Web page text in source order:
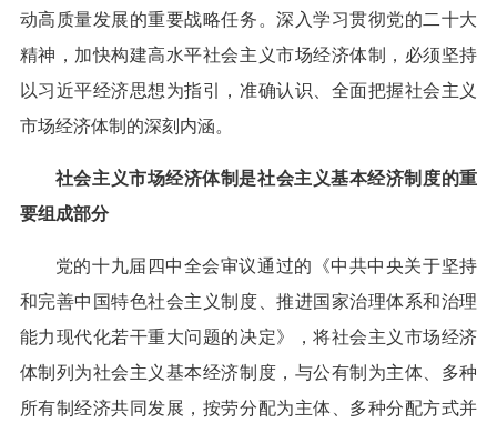
动高质量发展的重要战略任务。深入学习贯彻党的二十大
精神，加快构建高水平社会主义市场经济体制，必须坚持
以习近平经济思想为指引，准确认识、全面把握社会主义
市场经济体制的深刻内涵。
社会主义市场经济体制是社会主义基本经济制度的重
要组成部分
党的十九届四中全会审议通过的《中共中央关于坚持
和完善中国特色社会主义制度、推进国家治理体系和治理
能力现代化若干重大问题的决定》，将社会主义市场经济
体制列为社会主义基本经济制度，与公有制为主体、多种
所有制经济共同发展，按劳分配为主体、多种分配方式并